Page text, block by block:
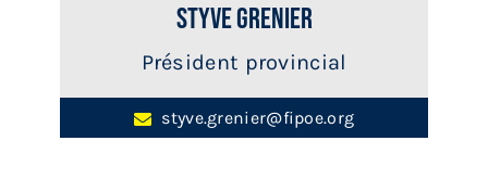
Styve Grenier
Président provincial
styve.grenier@fipoe.org